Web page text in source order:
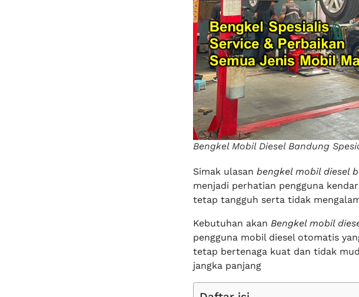
Bengkel Mobil Diesel Bandung
Simak ulasan bengkel mobil diesel
menjadi perhatian pengguna
tetap tangguh serta tidak
Kebutuhan akan Bengkel mobil
pengguna mobil diesel otomatis
tetap bertenaga kuat dan tidak
jangka panjang